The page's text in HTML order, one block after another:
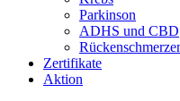
Parkinson
ADHS und CBD
Zertifikate
Aktion